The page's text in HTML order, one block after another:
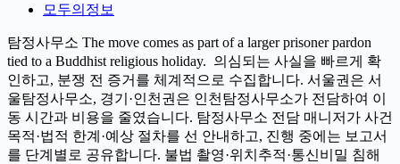
모두의정보
탐정사무소 The move comes as part of a larger prisoner pardon
tied to a Buddhist religious holiday. 의심되는 사실을 빠르게 확
인하고, 분쟁 전 증거를 체계적으로 수집합니다. 서울권은 서
울탐정사무소, 경기·인천권은 인천탐정사무소가 전담하여 이
동 시간과 비용을 줄였습니다. 탐정사무소 전담 매니저가 사건
목적·법적 한계·예상 절차를 선 안내하고, 진행 중에는 보고서
를 단계별로 공유합니다. 불법 촬영·위치추적·통신비밀 침해